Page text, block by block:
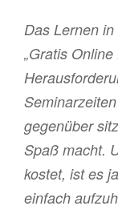
Das Lernen
„Gratis
gegenüber
Spaß macht.
kostet, ist es
einfach